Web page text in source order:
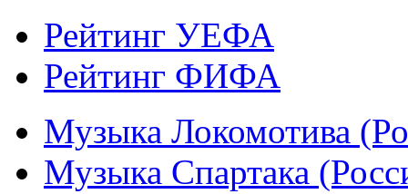
Рейтинг УЕФА
Рейтинг ФИФА
Музыка Локомотива
Музыка Спартака